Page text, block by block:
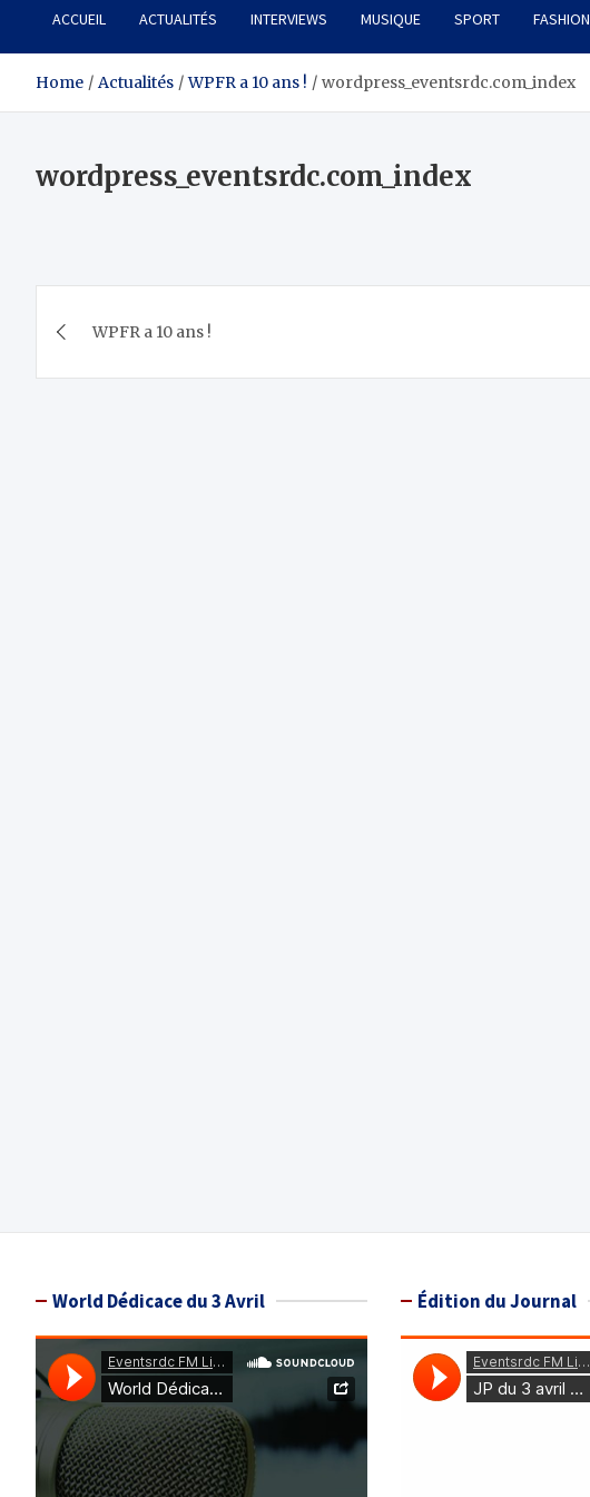
ACCUEIL ACTUALITÉS INTERVIEWS MUSIQUE SPORT FASHION
Home Actualités WPFR a 10 ans ! wordpress_eventsrdc.com_index
wordpress_eventsrdc.com_index
de
WPFR a 10 ans !
World Dédicace du 3 Avril Édition du Journal